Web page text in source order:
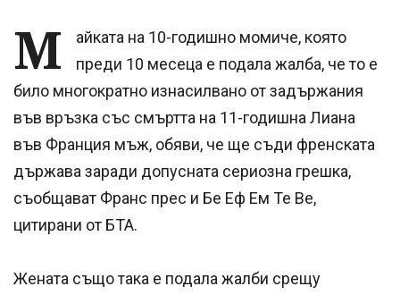
М
айката на 10-годишно момиче, която
преди 10 месеца е подала жалба, че то е
било многократно изнасилвано от задържания
във връзка със смъртта на 11-годишна Лиана
във Франция мъж, обяви, че ще съди френската
държава заради допусната сериозна грешка,
съобщават Франс прес и Бе Еф Ем Те Ве,
цитирани от БТА.
Жената също така е подала жалби срещу